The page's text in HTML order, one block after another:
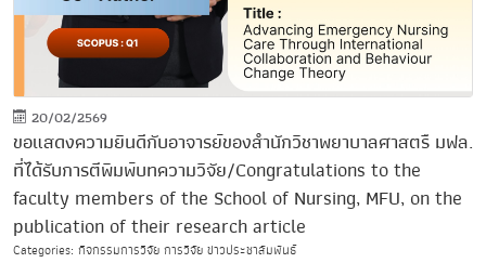
20/02/2569
ขอแสดงความยินดีกับอาจารย์ของสำนักวิชาพยาบาลศาสตรื มฟล.
ที่ได้รับการตีพิมพ์บทความวิจัย/Congratulations to the
faculty members of the School of Nursing, MFU, on the
publication of their research article
Categories: กิจกรรมการวิจัย การวิจัย ข่าวประชาสัมพันธ์